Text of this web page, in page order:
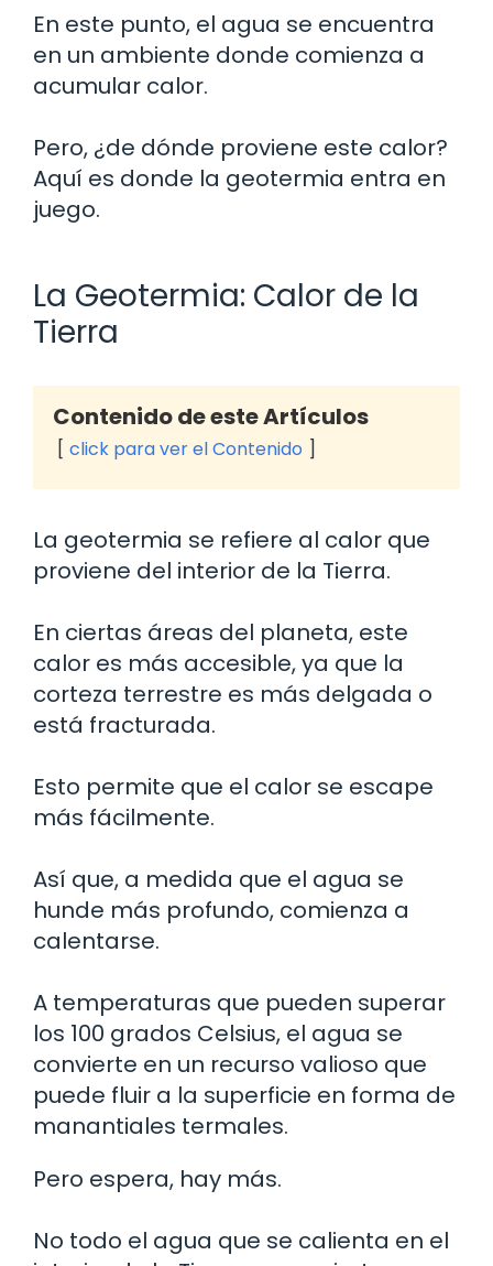
En este punto, el agua se encuentra
en un ambiente donde comienza a
acumular calor.
Pero, ¿de dónde proviene este calor?
Aquí es donde la geotermia entra en
juego.
La Geotermia: Calor de la
Tierra
Contenido de este Artículos
click para ver el Contenido
La geotermia se refiere al calor que
proviene del interior de la Tierra.
En ciertas áreas del planeta, este
calor es más accesible, ya que la
corteza terrestre es más delgada o
está fracturada.
Esto permite que el calor se escape
más fácilmente.
Así que, a medida que el agua se
hunde más profundo, comienza a
calentarse.
A temperaturas que pueden superar
los 100 grados Celsius, el agua se
convierte en un recurso valioso que
puede fluir a la superficie en forma de
manantiales termales.
Pero espera, hay más.
No todo el agua que se calienta en el